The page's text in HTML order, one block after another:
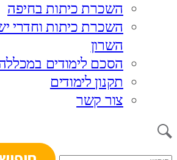
השכרת כיתות בחיפה
השכרת כיתות וחדרי
השרון
הסכם לימודים
תקנון לימודים
צור קשר
חיפוש: